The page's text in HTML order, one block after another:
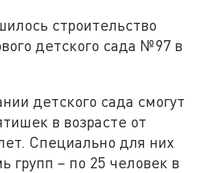
строительство
детского сада №97 в
детского сада смогут
в возрасте от
Специально для них
групп – по 25 человек в